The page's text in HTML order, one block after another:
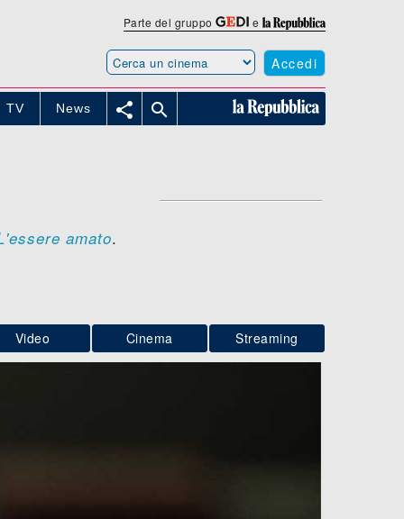
Parte del gruppo e
Accedi
TV News  
amato.
Video Cinema Streaming